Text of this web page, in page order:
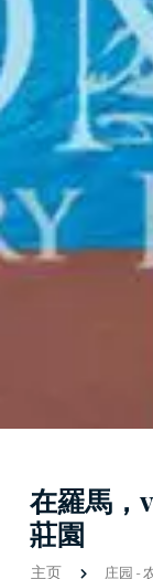
在羅馬，
莊園
主页 庄园-